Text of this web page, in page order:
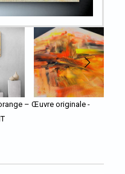
– Œuvre originale -